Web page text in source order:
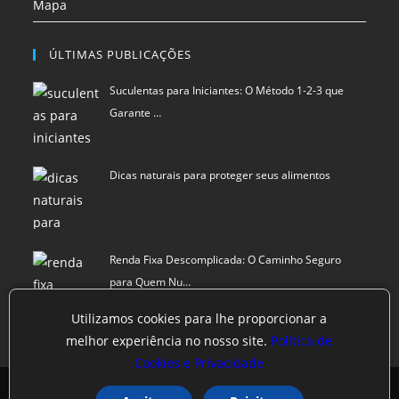
Mapa
ÚLTIMAS PUBLICAÇÕES
Suculentas para Iniciantes: O Método 1-2-3 que
Garante …
Dicas naturais para proteger seus alimentos
Renda Fixa Descomplicada: O Caminho Seguro
para Quem Nu…
Política de privacidade Termos de Uso Exclusão de Dados
Utilizamos cookies para lhe proporcionar a
melhor experiência no nosso site. Política de
Cookies e Privacidade